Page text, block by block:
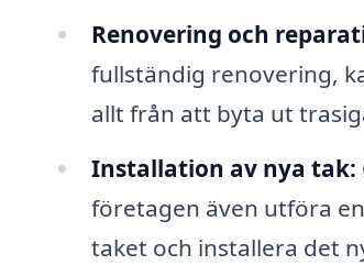
Renovering och
fullständig renovering,
allt från att byta ut
Installation av nya tak:
företagen även utföra
taket och installera det